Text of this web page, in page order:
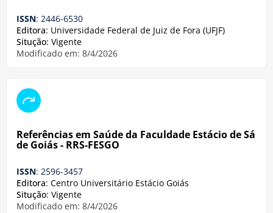
ISSN: 2446-6530
Editora: Universidade Federal de Juiz de Fora (UFJF)
Situção: Vigente
Modificado em: 8/4/2026
Referências em Saúde da Faculdade Estácio de Sá
de Goiás - RRS-FESGO
ISSN: 2596-3457
Editora: Centro Universitário Estácio Goiás
Situção: Vigente
Modificado em: 8/4/2026